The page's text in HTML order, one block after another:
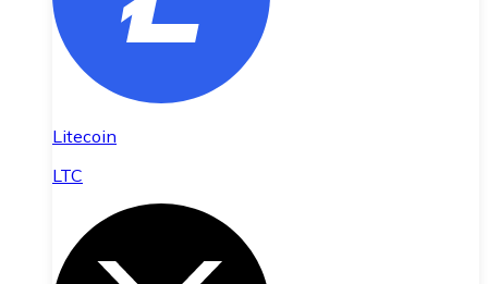
Litecoin
LTC